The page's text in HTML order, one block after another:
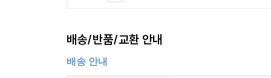
배송/반품/교환 안내
배송 안내